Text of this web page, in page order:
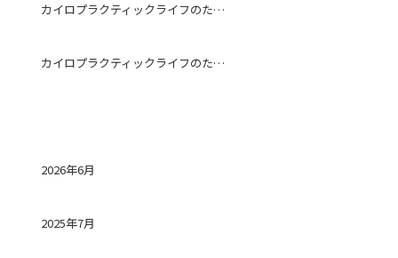
カイロプラクティックライフのためになる話～冷房～
カイロプラクティックライフのためになる話～ストレートネック～
2026年6月
2025年7月